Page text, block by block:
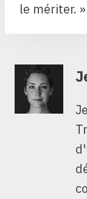
le mériter. »